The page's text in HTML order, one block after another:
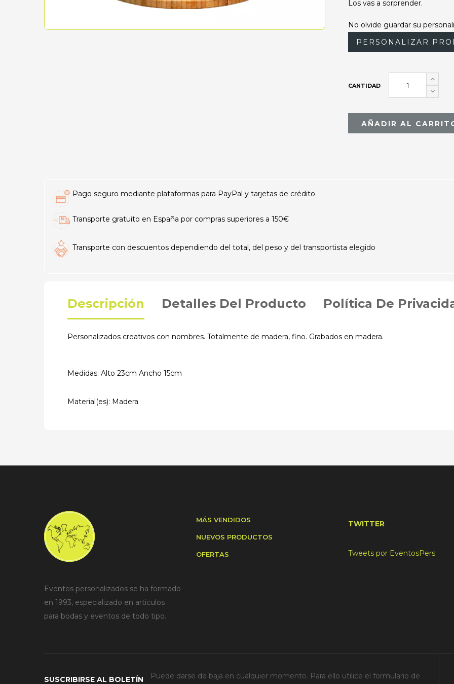
Los vas a sorprender.
No olvide guardar su
PERSONALIZAR
CANTIDAD
AÑADIR AL
Pago seguro mediante plataformas para PayPal y tarjetas de crédito
Transporte gratuito en España por compras superiores a 150€
Transporte con descuentos dependiendo del total, del peso y del transportista elegido
Descripción Detalles Del Producto Política De
Personalizados creativos con nombres. Totalmente de madera, fino. Grabados en madera.
Medidas: Alto 23cm Ancho 15cm
Material(es): Madera
Eventos personalizados se ha formado
en 1993, especializado en articulos
para bodas y eventos de todo tipo.
MÁS VENDIDOS
NUEVOS PRODUCTOS
OFERTAS
TWITTER
Tweets por EventosPers
SUSCRIBIRSE AL BOLETÍN Puede darse de baja en cualquier momento. Para ello utilice el formulario de